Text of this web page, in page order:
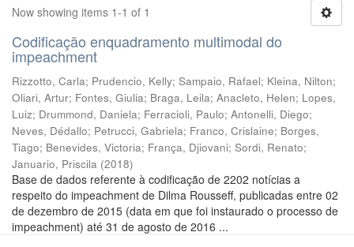
Now showing items 1-1 of 1
Codificação enquadramento multimodal do
impeachment
Rizzotto, Carla; Prudencio, Kelly; Sampaio, Rafael; Kleina, Nilton;
Oliari, Artur; Fontes, Giulia; Braga, Leila; Anacleto, Helen; Lopes,
Luiz; Drummond, Daniela; Ferracioli, Paulo; Antonelli, Diego;
Neves, Dédallo; Petrucci, Gabriela; Franco, Crislaine; Borges,
Tiago; Benevides, Victoria; França, Djiovani; Sordi, Renato;
Januario, Priscila (2018)
Base de dados referente à codificação de 2202 notícias a
respeito do impeachment de Dilma Rousseff, publicadas entre 02
de dezembro de 2015 (data em que foi instaurado o processo de
impeachment) até 31 de agosto de 2016 ...